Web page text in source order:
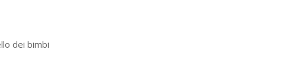
dei bimbi